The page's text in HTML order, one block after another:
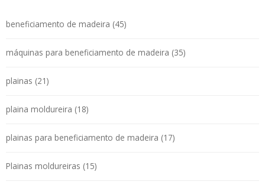
beneficiamento de madeira (45)
máquinas para beneficiamento de madeira (35)
plainas (21)
plaina moldureira (18)
plainas para beneficiamento de madeira (17)
Plainas moldureiras (15)